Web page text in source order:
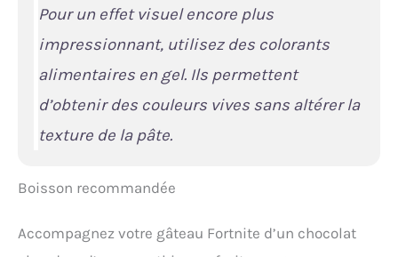
Pour un effet visuel encore plus
impressionnant, utilisez des colorants
alimentaires en gel. Ils permettent
d’obtenir des couleurs vives sans altérer la
texture de la pâte.
Boisson recommandée
Accompagnez votre gâteau Fortnite d’un chocolat